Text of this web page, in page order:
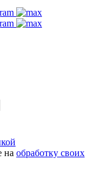
на обработку своих